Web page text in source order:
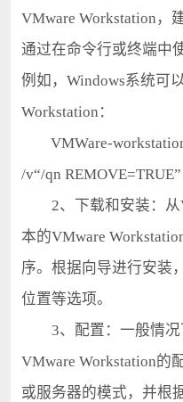
VMware Workstation，
通过在命令行或终端中
例如，Windows系统可
Workstation：
VMWare-
/v“/qn REMOVE=TRUE”
2、下载和安装：从
本的VMware
序。根据向导进行安装
位置等选项。
3、配置：一般情况
VMware Workstation的
或服务器的模式，并根